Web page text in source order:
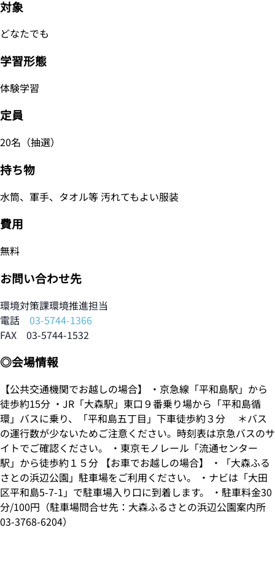
対象
どなたでも
学習形態
体験学習
定員
20名（抽選）
持ち物
水筒、軍手、タオル等 汚れてもよい服装
費用
無料
お問い合わせ先
環境対策課環境推進担当
電話 03-5744-1366
FAX 03-5744-1532
◎会場情報
【公共交通機関でお越しの場合】 ・京急線「平和島駅」から
徒歩約15分 ・JR「大森駅」東口９番乗り場から「平和島循
環」バスに乗り、「平和島五丁目」下車徒歩約３分 ＊バス
の運行数が少ないためご注意ください。時刻表は京急バスのサ
イトでご確認ください。 ・東京モノレール「流通センター
駅」から徒歩約１５分 【お車でお越しの場合】 ・「大森ふる
さとの浜辺公園」駐車場をご利用ください。 ・ナビは「大田
区平和島5-7-1」で駐車場入り口に到着します。 ・駐車料金30
分/100円（駐車場問合せ先：大森ふるさとの浜辺公園案内所
03-3768-6204）